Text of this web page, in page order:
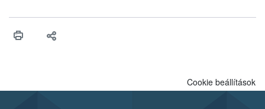
érésű szőlőkben is legyen lehetőség a károsító elleni további
felhasználók számára is elérhető és ökológiai termesztésben is
Cookie beállítások